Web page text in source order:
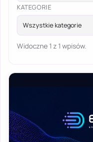
KATEGORIE
Wszystkie kategorie
Widoczne 1 z 1 wpisów.